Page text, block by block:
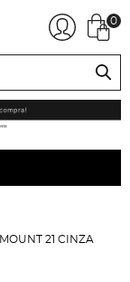
0
21 CINZA